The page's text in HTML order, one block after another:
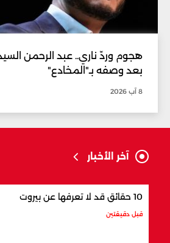
هجوم وردّ ناري.. عبد الرحمن
بعد وصفه بـ"المخادع"
8 آب 2026
آخر الأخبار
10 حقائق قد لا تعرفها عن بيروت
قبل دقيقتين